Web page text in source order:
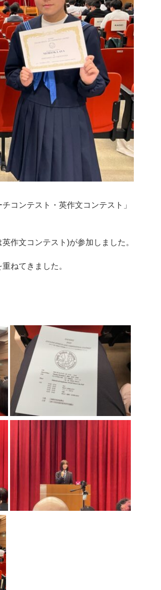
コンテスト・英作文コンテスト」
作文コンテスト)が参加しました。
ねてきました。